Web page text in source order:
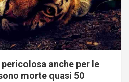
anche per le
morte quasi 50